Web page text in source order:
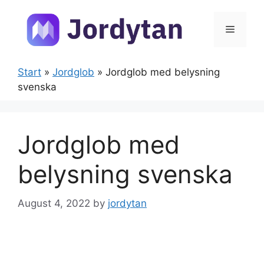
content
Menu
Start » Jordglob » Jordglob med belysning
svenska
Jordglob med
belysning svenska
August 4, 2022 by jordytan